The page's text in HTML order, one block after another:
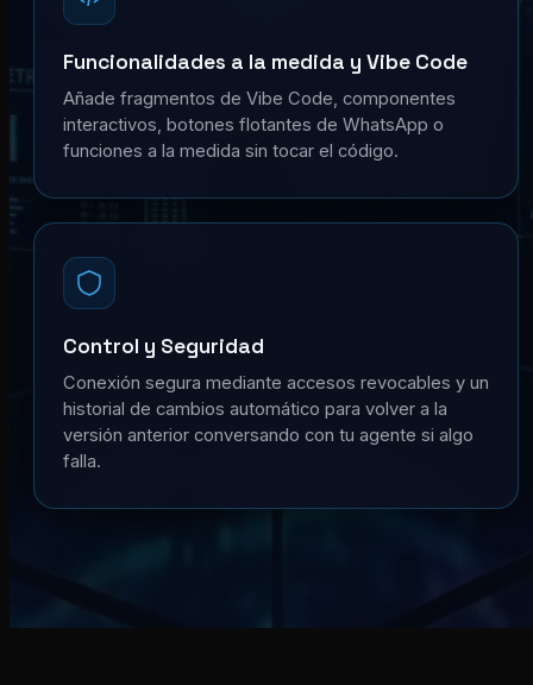
Funcionalidades a la medida y Vibe Code
Añade fragmentos de Vibe Code, componentes
interactivos, botones flotantes de WhatsApp o
funciones a la medida sin tocar el código.
Control y Seguridad
Conexión segura mediante accesos revocables y un
historial de cambios automático para volver a la
versión anterior conversando con tu agente si algo
falla.